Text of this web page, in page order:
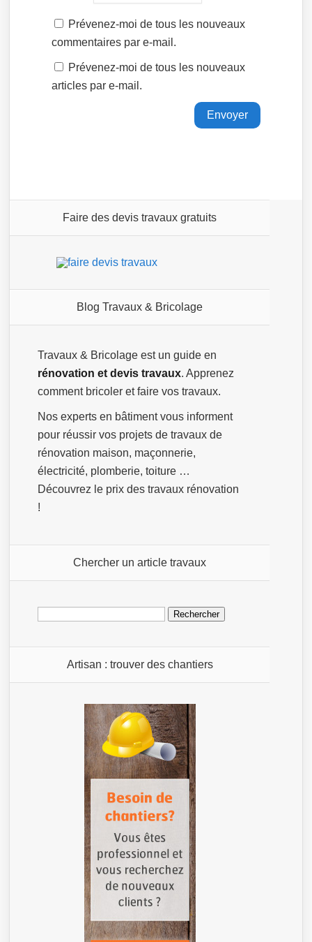
Prévenez-moi de tous les nouveaux
commentaires par e-mail.
Prévenez-moi de tous les nouveaux
articles par e-mail.
Faire des devis travaux gratuits
Blog Travaux & Bricolage
Travaux & Bricolage est un guide en
rénovation et devis travaux. Apprenez
comment bricoler et faire vos travaux.
Nos experts en bâtiment vous informent
pour réussir vos projets de travaux de
rénovation maison, maçonnerie,
électricité, plomberie, toiture …
Découvrez le prix des travaux rénovation
!
Chercher un article travaux
Rechercher :
Artisan : trouver des chantiers